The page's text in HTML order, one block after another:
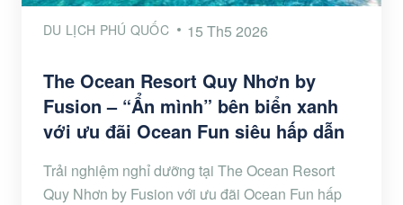
DU LỊCH PHÚ QUỐC 15 Th5 2026
The Ocean Resort Quy Nhơn by
Fusion – “Ẩn mình” bên biển xanh
với ưu đãi Ocean Fun siêu hấp dẫn
Trải nghiệm nghỉ dưỡng tại The Ocean Resort
Quy Nhơn by Fusion với ưu đãi Ocean Fun hấp